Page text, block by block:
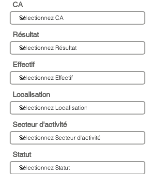
CA
Résultat
Effectif
Localisation
Secteur d'activité
Statut